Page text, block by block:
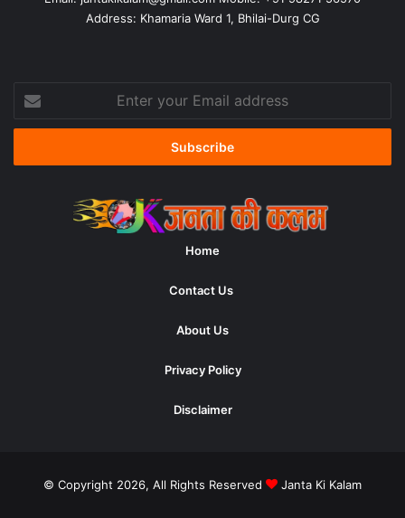
Address: Khamaria Ward 1, Bhilai-Durg CG
your
Email
Home
Contact Us
About Us
Privacy Policy
Disclaimer
© Copyright 2026, All Rights Reserved Janta Ki Kalam